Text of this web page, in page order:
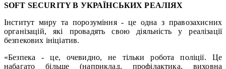
SOFT SECURITY В УКРАЇНСЬКИХ РЕАЛІЯХ
Інститут миру та порозуміння - це одна з правозахисних
організацій, які провадять свою діяльність у реалізації
безпекових ініціатив.
«Безпека - це, очевидно, не тільки робота поліції. Це
набагато більше (наприклад, профілактика, виховна